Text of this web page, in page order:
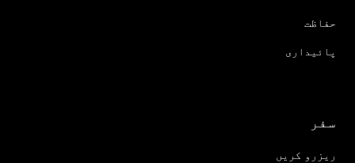
حفاظت
پائیداری
سفر
ریزرو کریں